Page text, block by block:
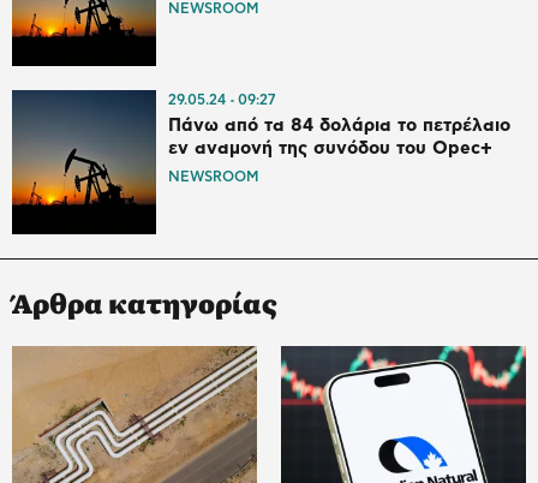
NEWSROOM
29.05.24 09:27
Πάνω από τα 84 δολάρια το πετρέλαιο
εν αναμονή της συνόδου του Opec+
NEWSROOM
Άρθρα κατηγορίας